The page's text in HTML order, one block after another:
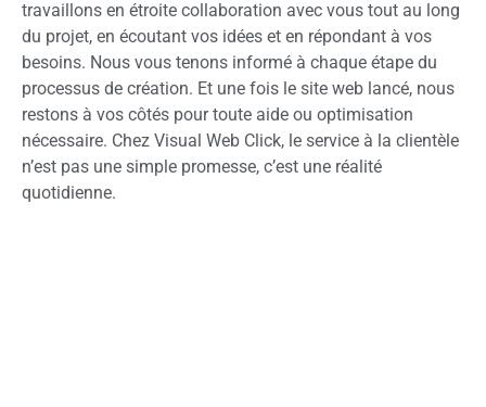
travaillons en étroite collaboration avec vous tout au long
du projet, en écoutant vos idées et en répondant à vos
besoins. Nous vous tenons informé à chaque étape du
processus de création. Et une fois le site web lancé, nous
restons à vos côtés pour toute aide ou optimisation
nécessaire. Chez Visual Web Click, le service à la clientèle
n’est pas une simple promesse, c’est une réalité
quotidienne.